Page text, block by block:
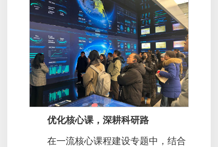
优化核心课，深耕科研路
在一流核心课程建设专题中，结合